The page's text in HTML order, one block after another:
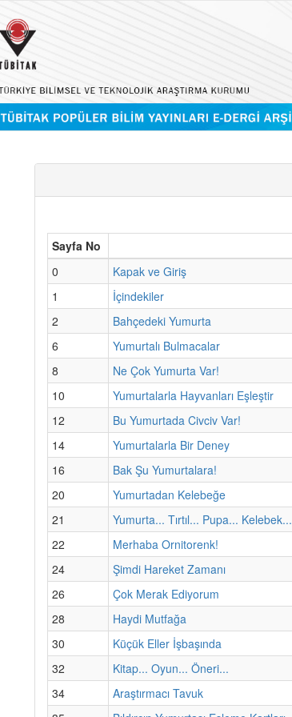
Sayfa No
0
Kapak ve Giriş
1
İçindekiler
2
Bahçedeki Yumurta
6
Yumurtalı Bulmacalar
8
Ne Çok Yumurta Var!
10
Yumurtalarla Hayvanları Eşleştir
12
Bu Yumurtada Civciv Var!
14
Yumurtalarla Bir Deney
16
Bak Şu Yumurtalara!
20
Yumurtadan Kelebeğe
21
Yumurta... Tırtıl... Pupa... Kelebek...
22
Merhaba Ornitorenk!
24
Şimdi Hareket Zamanı
26
Çok Merak Ediyorum
28
Haydi Mutfağa
30
Küçük Eller İşbaşında
32
Kitap... Oyun... Öneri...
34
Araştırmacı Tavuk